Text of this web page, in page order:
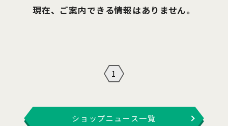
現在、ご案内できる情報はありません。
1
ショップニュース一覧